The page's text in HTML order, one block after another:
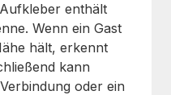
enthält
Wenn ein Gast
hält, erkennt
kann
oder ein